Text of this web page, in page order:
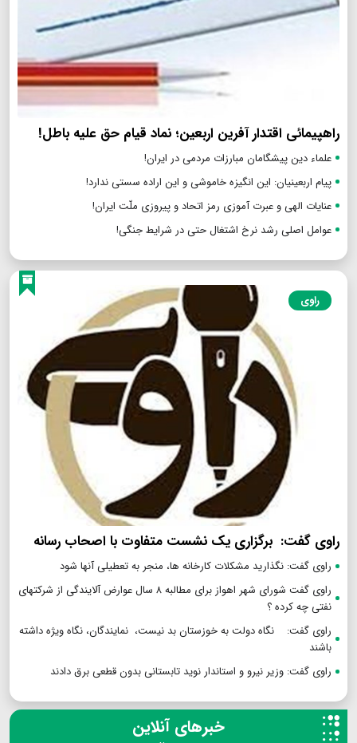
راهپیمائی اقتدار آفرین اربعین؛ نماد قیام حق علیه باطل!
علماء دین پیشگامان مبارزات مردمی در ایران!
پیام اربعینیان: این انگیزه خاموشی و این اراده سستی ندارد!
عنایات الهی و عبرت آموزی رمز اتحاد و پیروزی ملّت ایران!
عوامل اصلی رشد نرخ اشتغال حتی در شرایط جنگی!
راوی
راوی گفت: برگزاری یک نشست متفاوت با اصحاب رسانه
راوی گفت: نگذارید مشکلات کارخانه ها، منجر به تعطیلی آنها شود
راوی گفت شورای شهر اهواز برای مطالبه ۸ سال عوارض آلایندگی از شرکتهای
نفتی چه کرده ؟
راوی گفت: نگاه دولت به خوزستان بد نیست، نمایندگان، نگاه ویژه داشته
باشند
راوی گفت: وزیر نیرو و استاندار نوید تابستانی بدون قطعی برق دادند
خبرهای آنلاین